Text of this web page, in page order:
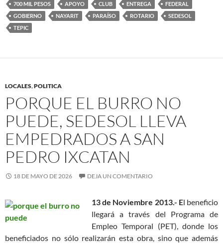
700 MIL PESOS APOYO CLUB ENTREGA
FEDERAL
GOBIERNO
NAYARIT PARAÍSO ROTARIO
SEDESOL
TEPIC
LOCALES,POLITICA
PORQUE EL BURRO NO
PUEDE, SEDESOL LLEVA
EMPEDRADOS A SAN
PEDRO IXCATAN
18 DE MAYO DE 2026 DEJA UN COMENTARIO
13 de Noviembre 2013.- El beneficio
llegará a través del Programa de
Empleo Temporal (PET), donde los
beneficiados no sólo realizarán esta obra, sino que además